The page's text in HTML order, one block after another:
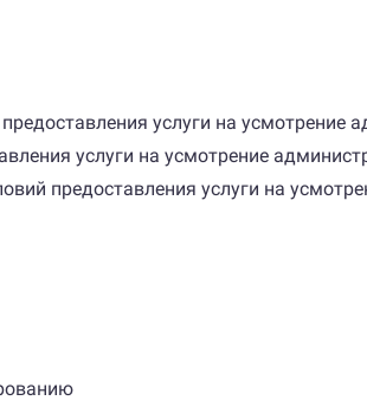
услуги на усмотрение
услуги на усмотрение
предоставления услуги на